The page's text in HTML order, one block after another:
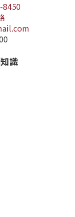
8450
識